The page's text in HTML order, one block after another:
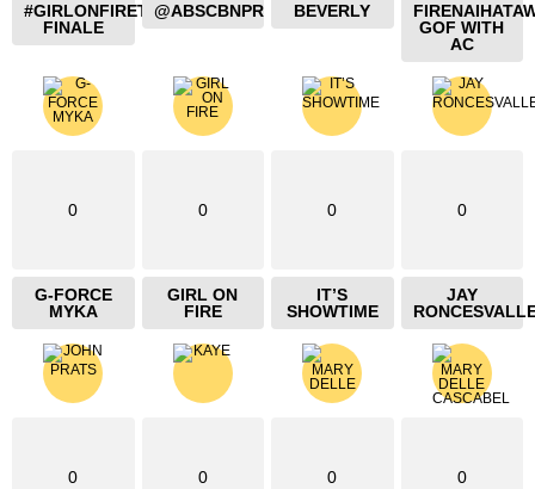
#GIRLONFIRETHEBLAZING
FINALE
@ABSCBNPR BEVERLY
GOF WITH
AC
0
G-FORCE
MYKA
0
GIRL ON
FIRE
0
IT’S
SHOWTIME
0
JAY
0 0 0 0